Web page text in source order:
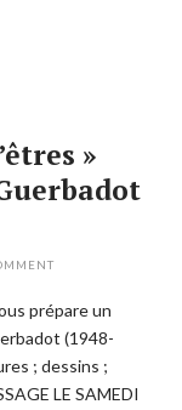
»
prépare un
(1948-
; dessins ;
LE SAMEDI